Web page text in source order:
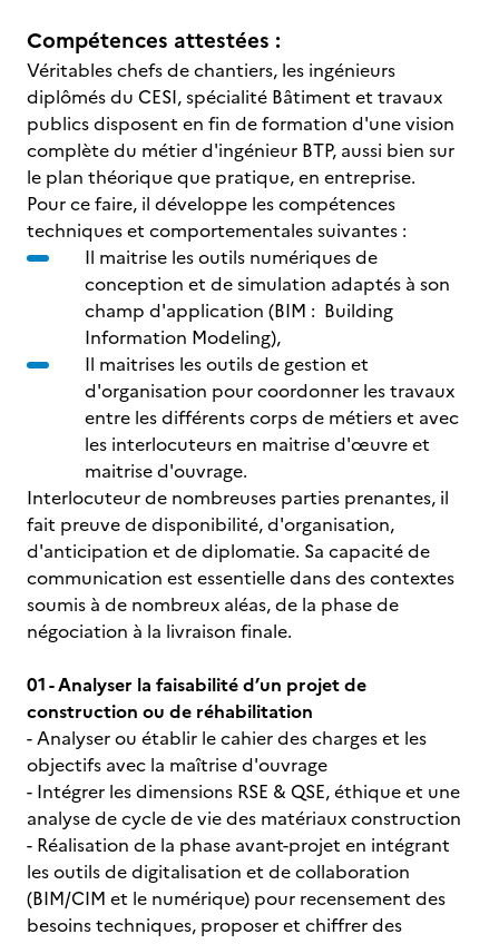
Compétences attestées :
Véritables chefs de chantiers, les ingénieurs
diplômés du CESI, spécialité Bâtiment et travaux
publics disposent en fin de formation d'une vision
complète du métier d'ingénieur BTP, aussi bien sur
le plan théorique que pratique, en entreprise.
Pour ce faire, il développe les compétences
techniques et comportementales suivantes :
Il maitrise les outils numériques de
conception et de simulation adaptés à son
champ d'application (BIM : Building
Information Modeling),
Il maitrises les outils de gestion et
d'organisation pour coordonner les travaux
entre les différents corps de métiers et avec
les interlocuteurs en maitrise d'œuvre et
maitrise d'ouvrage.
Interlocuteur de nombreuses parties prenantes, il
fait preuve de disponibilité, d'organisation,
d'anticipation et de diplomatie. Sa capacité de
communication est essentielle dans des contextes
soumis à de nombreux aléas, de la phase de
négociation à la livraison finale.
01 - Analyser la faisabilité d’un projet de
construction ou de réhabilitation
- Analyser ou établir le cahier des charges et les
objectifs avec la maîtrise d'ouvrage
- Intégrer les dimensions RSE & QSE, éthique et une
analyse de cycle de vie des matériaux construction
- Réalisation de la phase avant-projet en intégrant
les outils de digitalisation et de collaboration
(BIM/CIM et le numérique) pour recensement des
besoins techniques, proposer et chiffrer des